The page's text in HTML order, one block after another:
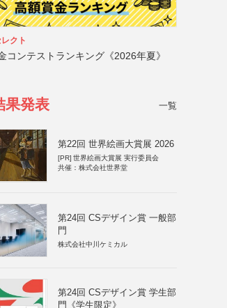
クト
コンテストランキング《2026年夏》
果発表 一覧
第22回 世界絵画大賞展 2026
[PR] 世界絵画大賞展 実行委員会
共催：株式会社世界堂
第24回 CSデザイン賞 一般部
門
株式会社中川ケミカル
第24回 CSデザイン賞 学生部
門《学生限定》